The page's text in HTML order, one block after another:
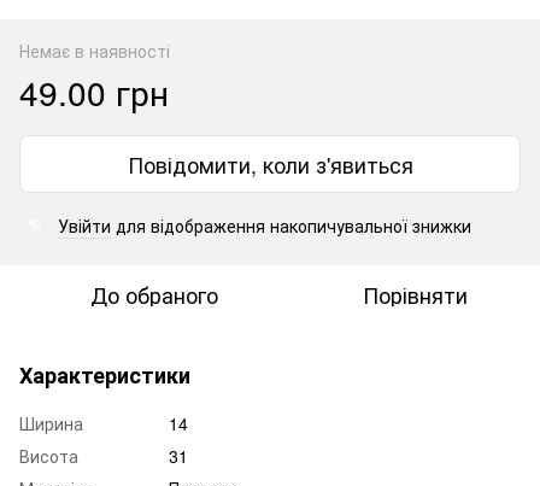
Немає в наявності
49.00 грн
Повідомити, коли з'явиться
Увійти для відображення накопичувальної знижки
До обраного Порівняти
Характеристики
Ширина
14
Висота
31